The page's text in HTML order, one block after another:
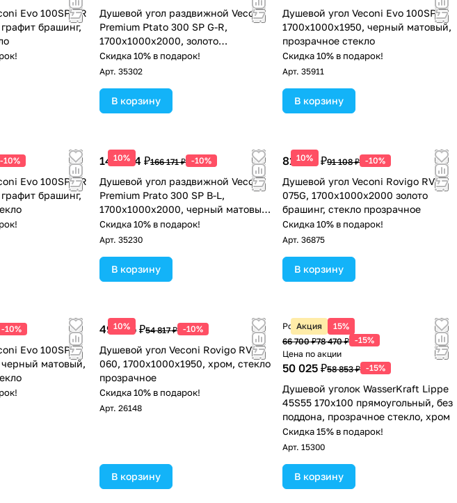
Evo 100SP GR
брашинг,
Душевой угол раздвижной Veconi
Premium Ptato 300 SP G-R,
1700х1000x2000, золото
брашированный, стекло
прозрачное
Скидка 10% в подарок!
Арт. 35302
В корзину
Душевой угол Veconi Evo 100SP B
1700х1000x1950, черный матовый,
прозрачное стекло
Скидка 10% в подарок!
Арт. 35911
В корзину
-10%
Evo 100SP GR
брашинг,
10%
149 554 ₽166 171 ₽ -10%
Душевой угол раздвижной Veconi
Premium Prato 300 SP B-L,
1700х1000x2000, черный матовый,
стекло прозрачное
Скидка 10% в подарок!
Арт. 35230
В корзину
10%
81 997 ₽91 108 ₽ -10%
Душевой угол Veconi Rovigo RV-
075G, 1700х1000х2000 золото
брашинг, стекло прозрачное
Скидка 10% в подарок!
Арт. 36875
В корзину
-10%
Evo 100SP B
матовый,
10%
49 335 ₽54 817 ₽ -10%
Душевой угол Veconi Rovigo RV-
060, 1700х1000х1950, хром, стекло
прозрачное
Скидка 10% в подарок!
Арт. 26148
В корзину
Акция 15%
Розничная цена
66 700 ₽78 470 ₽ -15%
Цена по акции
50 025 ₽58 853 ₽ -15%
Душевой уголок WasserKraft Lippe
45S55 170х100 прямоугольный, без
поддона, прозрачное стекло, хром
Скидка 15% в подарок!
Арт. 15300
В корзину